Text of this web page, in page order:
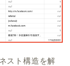
スト構造を解